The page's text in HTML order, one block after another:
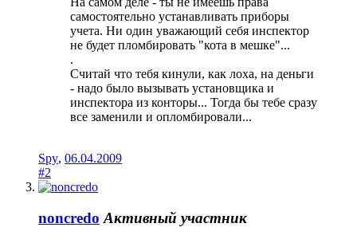
самостоятельно устанавливать приборы
учета. Ни один уважающий себя инспектор
не будет пломбировать "кота в мешке"...
.
Считай что тебя кинули, как лоха, на деньги
- надо было вызывать установщика и
инспектора из конторы... Тогда бы тебе сразу
все заменили и опломбировали...
Spy, 06.04.2009
#2
noncredo Активный участник